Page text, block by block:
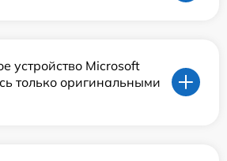
устройство Microsoft
только оригинальными